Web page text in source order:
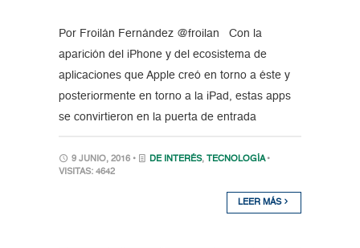
Por Froilán Fernández @froilan Con la
aparición del iPhone y del ecosistema de
aplicaciones que Apple creó en torno a éste y
posteriormente en torno a la iPad, estas apps
se convirtieron en la puerta de entrada
9 JUNIO, 2016 • DE INTERÉS, TECNOLOGÍA •
VISITAS: 4642
LEER MÁS